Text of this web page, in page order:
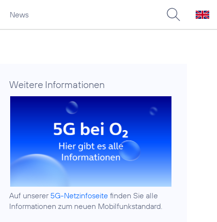
News
Weitere Informationen
Auf unserer 5G-Netzinfoseite finden Sie alle
Informationen zum neuen Mobilfunkstandard.